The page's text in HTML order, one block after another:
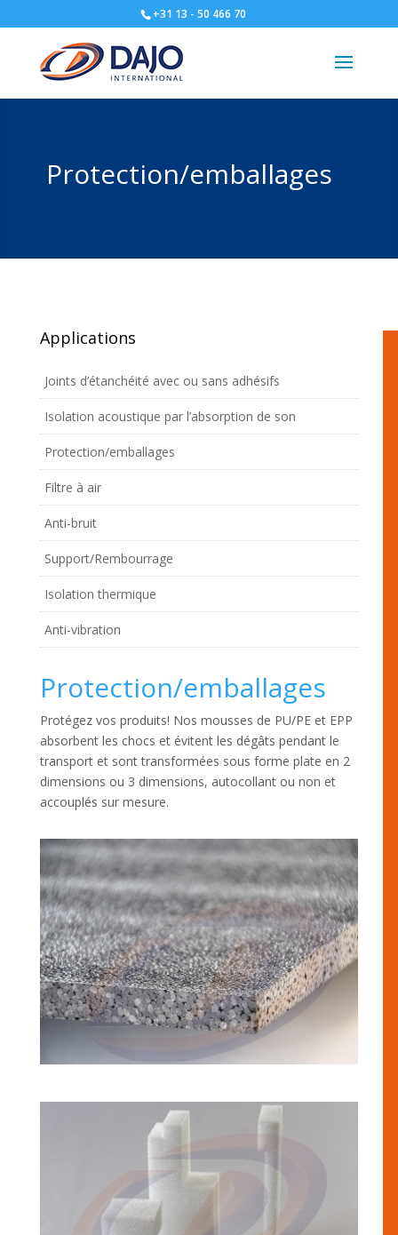
+31 13 - 50 466 70
Protection/emballages
Applications
Joints d’étanchéité avec ou sans adhésifs
Isolation acoustique par l’absorption de son
Protection/emballages
Filtre à air
Anti-bruit
Support/Rembourrage
Isolation thermique
Anti-vibration
Protection/emballages
Protégez vos produits! Nos mousses de PU/PE et EPP
absorbent les chocs et évitent les dégâts pendant le
transport et sont transformées sous forme plate en 2
dimensions ou 3 dimensions, autocollant ou non et
accouplés sur mesure.